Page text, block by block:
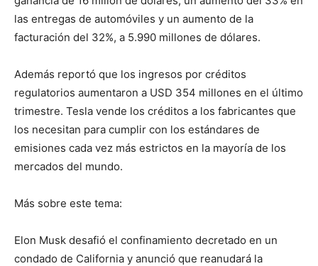
las entregas de automóviles y un aumento de la
facturación del 32%, a 5.990 millones de dólares.
Además reportó que los ingresos por créditos
regulatorios aumentaron a USD 354 millones en el último
trimestre. Tesla vende los créditos a los fabricantes que
los necesitan para cumplir con los estándares de
emisiones cada vez más estrictos en la mayoría de los
mercados del mundo.
Más sobre este tema:
Elon Musk desafió el confinamiento decretado en un
condado de California y anunció que reanudará la